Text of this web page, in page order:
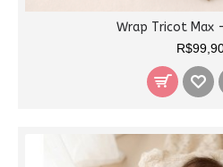
Wrap Tricot Max